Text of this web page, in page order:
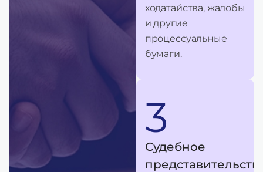
ходатайства, жалобы
и другие
процессуальные
бумаги.
3
Судебное